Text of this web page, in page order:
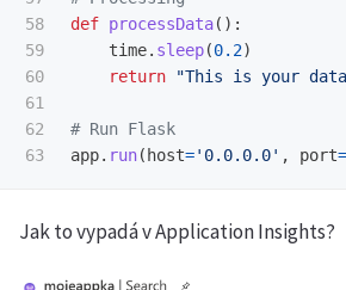
58
59
60
61
62
def processData():
time. sleep(0.2)
return
"This is your data
app. run( host=' 0.0.0.0' , port=
Jak to vypadá v Application Insights?